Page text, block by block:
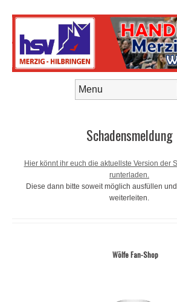
Schadensmeldung
Hier könnt ihr euch die aktuellste Version der
runterladen.
Diese dann bitte soweit möglich ausfüllen
weiterleiten.
Wölfe Fan-Shop